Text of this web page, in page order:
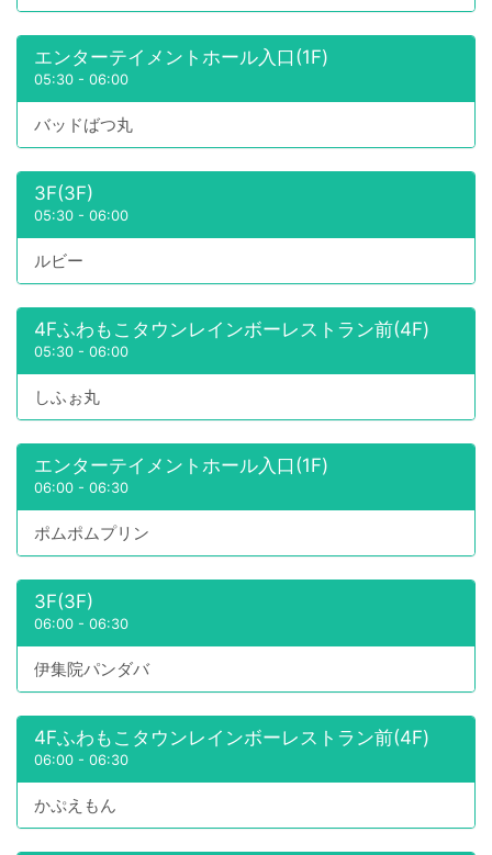
エンターテイメントホール入口(1F)
05:30 - 06:00
バッドばつ丸
3F(3F)
05:30 - 06:00
ルビー
4Fふわもこタウンレインボーレストラン前(4F)
05:30 - 06:00
しふぉ丸
エンターテイメントホール入口(1F)
06:00 - 06:30
ポムポムプリン
3F(3F)
06:00 - 06:30
伊集院パンダバ
4Fふわもこタウンレインボーレストラン前(4F)
06:00 - 06:30
かぷえもん